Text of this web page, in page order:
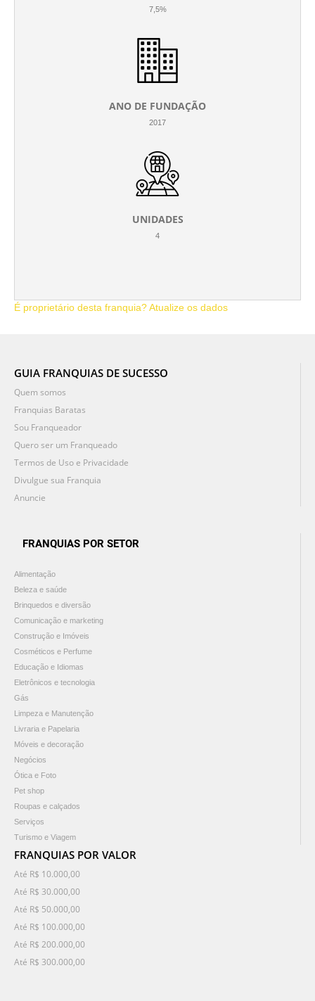
7,5%
ANO DE FUNDAÇÃO
2017
UNIDADES
4
É proprietário desta franquia? Atualize os dados
GUIA FRANQUIAS DE SUCESSO
Quem somos
Franquias Baratas
Sou Franqueador
Quero ser um Franqueado
Termos de Uso e Privacidade
Divulgue sua Franquia
Anuncie
FRANQUIAS POR SETOR
Alimentação
Beleza e saúde
Brinquedos e diversão
Comunicação e marketing
Construção e Imóveis
Cosméticos e Perfume
Educação e Idiomas
Eletrônicos e tecnologia
Gás
Limpeza e Manutenção
Livraria e Papelaria
Móveis e decoração
Negócios
Ótica e Foto
Pet shop
Roupas e calçados
Serviços
Turismo e Viagem
FRANQUIAS POR VALOR
Até R$ 10.000,00
Até R$ 30.000,00
Até R$ 50.000,00
Até R$ 100.000,00
Até R$ 200.000,00
Até R$ 300.000,00